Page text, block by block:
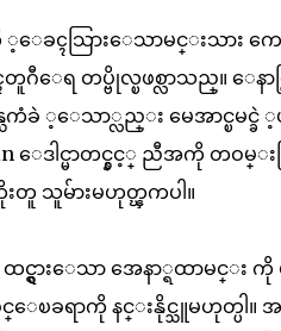
ၚသြားေသာမင္းသား ကေ
ဂီေရ တပ္ဗိုလ္ၿဖစ္လာသည္။ ေနာ
ခဲ ့ေသာ္လည္း မေအာင္ၿမင္ခဲ ့ပ
ေဒါင္မာတင္နွင့္ ညီအကို တဝမ္
သူမ်ားမဟုတ္ၾကပါ။
ထင္ရွားေသာ အေနာ္ရထာမင္
ၿခရာကို နင္းနိုင္သူမဟုတ္ပါ။ အ